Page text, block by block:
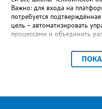
дедушке-2» (6+), «Старый
здесь ВКОНТАКТЕ https://
Важно: для входа на
потребуется
цель – автоматизировать
процессами и объединить
региональном
“Моя школа” объединит все
безопасную
связь с учителями, знакомые